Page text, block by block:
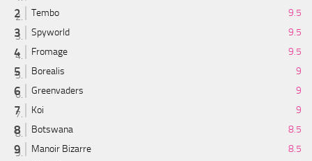
Tembo
9.5
Spyworld
9.5
Fromage
9.5
Borealis
9
Greenvaders
9
Koi
9
Botswana
8.5
Manoir Bizarre
8.5